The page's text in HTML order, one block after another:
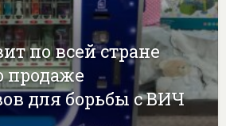
по всей стране
продаже
для борьбы с ВИЧ